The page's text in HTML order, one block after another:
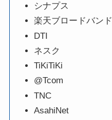
シナプス
楽天ブロードバンド
DTI
ネスク
TiKiTiKi
@Tcom
TNC
AsahiNet